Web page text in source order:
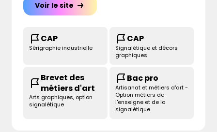
Voir le site
CAP
Sérigraphie industrielle
CAP
Signalétique et décors
graphiques
Brevet des
métiers d'art
Arts graphiques, option
signalétique
Bac pro
Artisanat et métiers d'art -
Option métiers de
l'enseigne et de la
signalétique